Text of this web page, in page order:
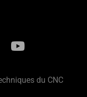
du CNC